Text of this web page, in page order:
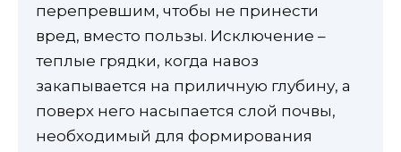
перепревшим, чтобы не принести
вред, вместо пользы. Исключение –
теплые грядки, когда навоз
закапывается на приличную глубину, а
поверх него насыпается слой почвы,
необходимый для формирования